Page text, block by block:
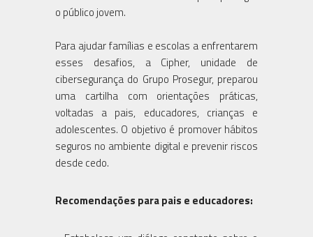
o público jovem.
Para ajudar famílias e escolas a enfrentarem
esses desafios, a Cipher, unidade de
cibersegurança do Grupo Prosegur, preparou
uma cartilha com orientações práticas,
voltadas a pais, educadores, crianças e
adolescentes. O objetivo é promover hábitos
seguros no ambiente digital e prevenir riscos
desde cedo.
Recomendações para pais e educadores: